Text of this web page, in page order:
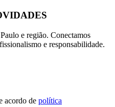
e região. Conectamos
e responsabilidade.
acordo de política